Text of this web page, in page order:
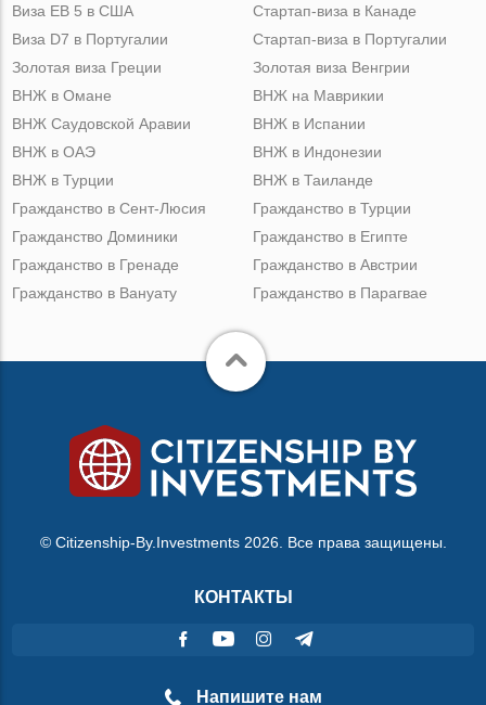
Виза ЕВ 5 в США
Виза D7 в Португалии
Золотая виза Греции
Стартап-виза в Канаде
Стартап-виза в Португалии
Золотая виза Венгрии
ВНЖ в Омане
ВНЖ Саудовской Аравии
ВНЖ в ОАЭ
ВНЖ в Турции
ВНЖ на Маврикии
ВНЖ в Испании
ВНЖ в Индонезии
ВНЖ в Таиланде
Гражданство в Сент-Люсия
Гражданство Доминики
Гражданство в Гренаде
Гражданство в Вануату
Гражданство в Турции
Гражданство в Египте
Гражданство в Австрии
Гражданство в Парагвае
© Citizenship-By.Investments 2026. Все права защищены.
КОНТАКТЫ
Напишите нам